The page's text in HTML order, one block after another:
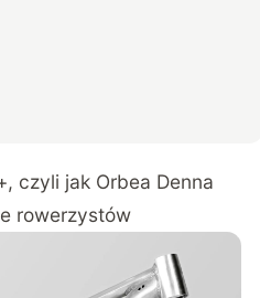
czyli jak Orbea Denna
rowerzystów